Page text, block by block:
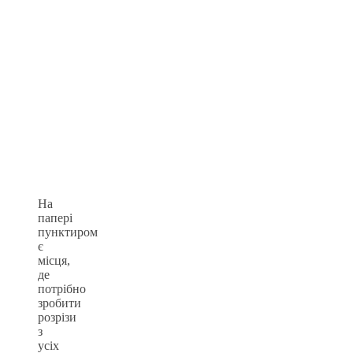
На
папері
пунктиром
є
місця,
де
потрібно
зробити
розрізи
з
усіх